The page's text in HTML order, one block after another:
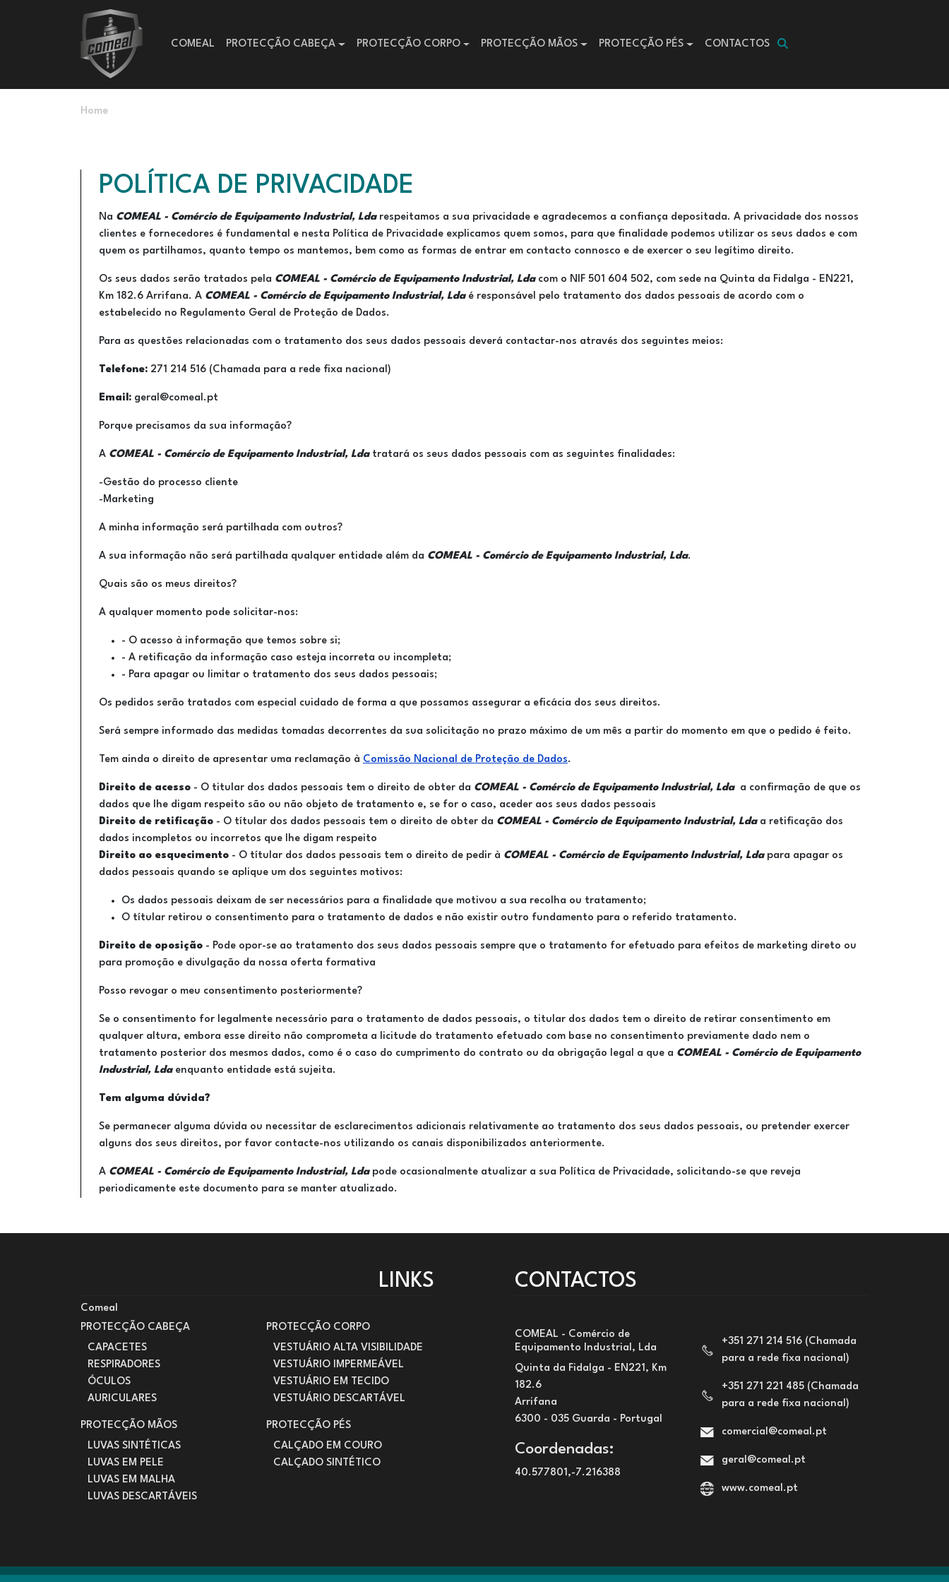
Passar para o conteúdo principal
Main navigation
COMEAL PROTECÇÃO CABEÇA PROTECÇÃO CORPO PROTECÇÃO MÃOS PROTECÇÃO PÉS CONTACTOS
Navegação estrutural
Home
POLÍTICA DE PRIVACIDADE
Na COMEAL - Comércio de Equipamento Industrial, Ldarespeitamos a sua privacidade e agradecemos a confiança depositada. A privacidade dos nossos
clientes e fornecedores é fundamental e nesta Política de Privacidade explicamos quem somos, para que finalidade podemos utilizar os seus dados e com
quem os partilhamos, quanto tempo os mantemos, bem como as formas de entrar em contacto connosco e de exercer o seu legítimo direito.
Os seus dados serão tratados pela COMEAL - Comércio de Equipamento Industrial, Ldacom o NIF 501 604 502, com sede na Quinta da Fidalga - EN221,
Km 182.6 Arrifana. A COMEAL - Comércio de Equipamento Industrial, Ldaé responsável pelo tratamento dos dados pessoais de acordo com o
estabelecido no Regulamento Geral de Proteção de Dados.
Para as questões relacionadas com o tratamento dos seus dados pessoais deverá contactar-nos através dos seguintes meios:
Telefone: 271 214 516 (Chamada para a rede fixa nacional)
Email: geral@comeal.pt
Porque precisamos da sua informação?
A COMEAL - Comércio de Equipamento Industrial, Ldatratará os seus dados pessoais com as seguintes finalidades:
-Gestão do processo cliente
-Marketing
A minha informação será partilhada com outros?
A sua informação não será partilhada qualquer entidade além da COMEAL - Comércio de Equipamento Industrial, Lda.
Quais são os meus direitos?
A qualquer momento pode solicitar-nos:
- O acesso à informação que temos sobre si;
- A retificação da informação caso esteja incorreta ou incompleta;
- Para apagar ou limitar o tratamento dos seus dados pessoais;
Os pedidos serão tratados com especial cuidado de forma a que possamos assegurar a eficácia dos seus direitos.
Será sempre informado das medidas tomadas decorrentes da sua solicitação no prazo máximo de um mês a partir do momento em que o pedido é feito.
Tem ainda o direito de apresentar uma reclamação à Comissão Nacional de Proteção de Dados.
Direito de acesso - O titular dos dados pessoais tem o direito de obter da COMEAL - Comércio de Equipamento Industrial, Ldaa confirmação de que os
dados que lhe digam respeito são ou não objeto de tratamento e, se for o caso, aceder aos seus dados pessoais
Direito de retificação - O títular dos dados pessoais tem o direito de obter da COMEAL - Comércio de Equipamento Industrial, Ldaa retificação dos
dados incompletos ou incorretos que lhe digam respeito
Direito ao esquecimento - O títular dos dados pessoais tem o direito de pedir à COMEAL - Comércio de Equipamento Industrial, Ldapara apagar os
dados pessoais quando se aplique um dos seguintes motivos:
Os dados pessoais deixam de ser necessários para a finalidade que motivou a sua recolha ou tratamento;
O títular retirou o consentimento para o tratamento de dados e não existir outro fundamento para o referido tratamento.
Direito de oposição - Pode opor-se ao tratamento dos seus dados pessoais sempre que o tratamento for efetuado para efeitos de marketing direto ou
para promoção e divulgação da nossa oferta formativa
Posso revogar o meu consentimento posteriormente?
Se o consentimento for legalmente necessário para o tratamento de dados pessoais, o titular dos dados tem o direito de retirar consentimento em
qualquer altura, embora esse direito não comprometa a licitude do tratamento efetuado com base no consentimento previamente dado nem o
tratamento posterior dos mesmos dados, como é o caso do cumprimento do contrato ou da obrigação legal a que a COMEAL - Comércio de Equipamento
Industrial, Ldaenquanto entidade está sujeita.
Tem alguma dúvida?
Se permanecer alguma dúvida ou necessitar de esclarecimentos adicionais relativamente ao tratamento dos seus dados pessoais, ou pretender exercer
alguns dos seus direitos, por favor contacte-nos utilizando os canais disponibilizados anteriormente.
A COMEAL - Comércio de Equipamento Industrial, Ldapode ocasionalmente atualizar a sua Política de Privacidade, solicitando-se que reveja
periodicamente este documento para se manter atualizado.
LINKS
Comeal
PROTECÇÃO CABEÇA
CAPACETES
RESPIRADORES
ÓCULOS
AURICULARES
PROTECÇÃO CORPO
VESTUÁRIO ALTA VISIBILIDADE
VESTUÁRIO IMPERMEÁVEL
VESTUÁRIO EM TECIDO
VESTUÁRIO DESCARTÁVEL
PROTECÇÃO MÃOS
LUVAS SINTÉTICAS
LUVAS EM PELE
LUVAS EM MALHA
LUVAS DESCARTÁVEIS
PROTECÇÃO PÉS
CALÇADO EM COURO
CALÇADO SINTÉTICO
CONTACTOS
COMEAL - Comércio de
Equipamento Industrial, Lda
Quinta da Fidalga - EN221, Km
182.6
Arrifana
6300 - 035 Guarda - Portugal
Coordenadas:
40.577801,-7.216388
+351 271 214 516 (Chamada
para a rede fixa nacional)
+351 271 221 485 (Chamada
para a rede fixa nacional)
comercial@comeal.pt
geral@comeal.pt
www.comeal.pt